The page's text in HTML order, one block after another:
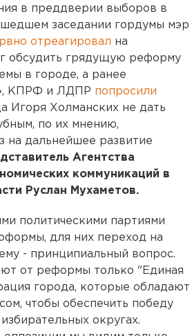
в преддверии выборов в
заседании гордумы мэр
отреагировал на
обсудить грядущую реформу
в городе, а ранее
КПРФ и ЛДПР попросили
Игоря Холманских не дать
по их мнению,
на дальнейшее развитие
Агентства
коммуникаций в
Руслан Мухаметов.
политическими партиями
для них переход на
- принципиальный вопрос.
от реформы только "Единая
города, которые обладают
чтобы обеспечить победу
округах.